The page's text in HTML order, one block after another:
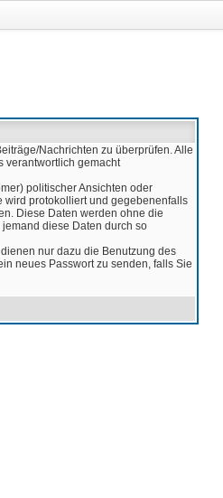
Nachrichten zu überprüfen. Alle
verantwortlich gemacht
politischer Ansichten oder
wird protokolliert und gegebenenfalls
Diese Daten werden ohne die
diese Daten durch so
nur dazu die Benutzung des
neues Passwort zu senden, falls Sie